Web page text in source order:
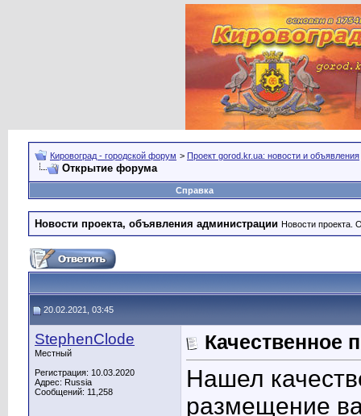
Кировоград - городской форум > Проект gorod.kr.ua: новости и объявления
Открытие форума
Справка
Новости проекта, объявления администрации Новости проекта.
20.02.2021, 03:45
StephenClode
Местный
Регистрация: 10.03.2020
Адрес: Russia
Сообщений: 11,258
Качественное
Нашел
размещение